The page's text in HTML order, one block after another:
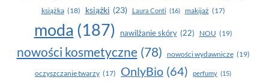
książka (18) książki (23) Laura Conti (16) makijaż (17)
moda (187) nawilżanie skóry (22) NOU (19)
nowości kosmetyczne (78) nowości wydawnicze (19)
oczyszczanie twarzy (17) OnlyBio (64) perfumy (15)